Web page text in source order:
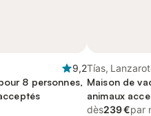
9,2
8 personnes,
Tías,
Maison de
animaux
dès239 €par